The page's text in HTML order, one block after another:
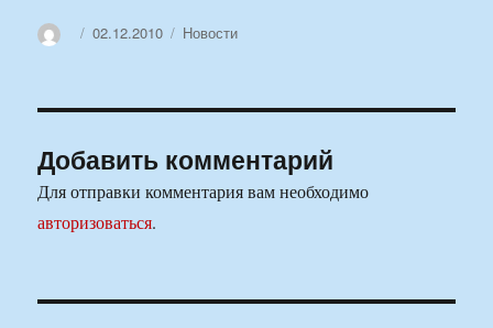
АвторОпубликовано
02.12.2010 Рубрики
Новости
Добавить комментарий
Для отправки комментария вам необходимо
авторизоваться.